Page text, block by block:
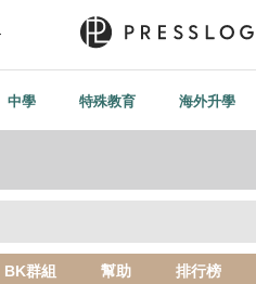
中學 特殊教育 海外升學
BK群組 幫助 排行榜